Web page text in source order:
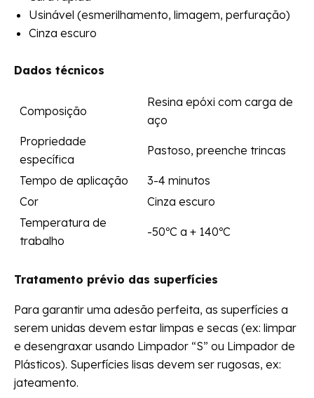
Usinável (esmerilhamento, limagem, perfuração)
Cinza escuro
Dados técnicos
Composição
Resina epóxi com carga de
aço
Propriedade
específica
Pastoso, preenche trincas
Tempo de aplicação
3-4 minutos
Cor
Cinza escuro
Temperatura de
trabalho
-50ºC a + 140ºC
Tratamento prévio das superfícies
Para garantir uma adesão perfeita, as superfícies a
serem unidas devem estar limpas e secas (ex: limpar
e desengraxar usando Limpador “S” ou Limpador de
Plásticos). Superfícies lisas devem ser rugosas, ex:
jateamento.